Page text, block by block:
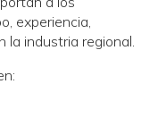
experiencia,
la industria regional.